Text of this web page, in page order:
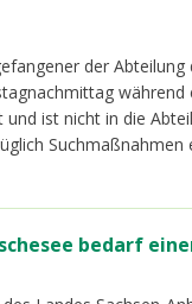
der
ist nicht in die
Suchmaßnahmen
bedarf